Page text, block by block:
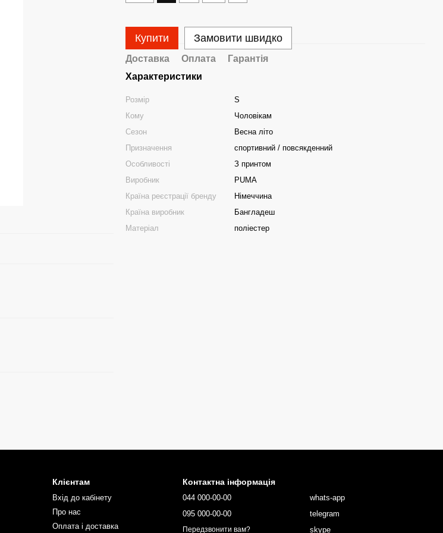
Купити Замовити швидко
Доставка Оплата
Гарантія
Характеристики
Розмір
S
Кому
Чоловікам
Сезон
Весна літо
Призначення
спортивний / повсякденний
Особливості
З принтом
Виробник
PUMA
Країна реєстрації бренду
Німеччина
Країна виробник
Бангладеш
Матеріал
поліестер
Клієнтам
Вхід до кабінету
Про нас
Оплата і доставка
Контактна інформація
044 000-00-00
095 000-00-00
Передзвонити вам?
whats-app
telegram
skype